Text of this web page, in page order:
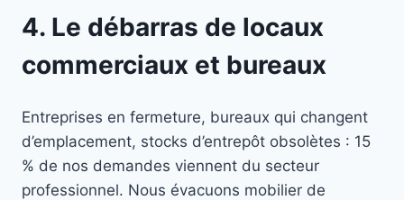
4. Le débarras de locaux
commerciaux et bureaux
Entreprises en fermeture, bureaux qui changent
d’emplacement, stocks d’entrepôt obsolètes : 15
% de nos demandes viennent du secteur
professionnel. Nous évacuons mobilier de